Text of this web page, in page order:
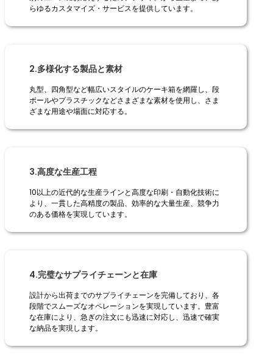
らゆるカスタマイズ・サービスを提供しています。
2.多様化する製品と素材
丸型、四角型など幅広いスタイルのケーキ箱を網羅し、段
ボールやプラスチックなどさまざまな素材を使用し、さま
ざまな用途や場面に対応する。
3.高度な生産工程
10以上の近代的な生産ラインと高度な印刷・自動化技術に
より、一貫した高精度の製品、効率的な大量生産、競争力
のある価格を実現しています。
4.完璧なサプライチェーンと在庫
設計から出荷までのサプライチェーンを完備しており、各
段階でスムーズなオペレーションを実現しています。豊富
な在庫により、急ぎの注文にも迅速に対応し、迅速で確実
な納品を実現します。